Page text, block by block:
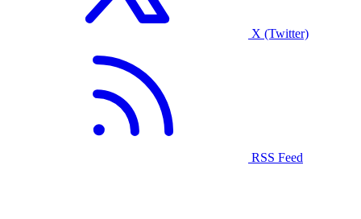
X (Twitter)
RSS Feed